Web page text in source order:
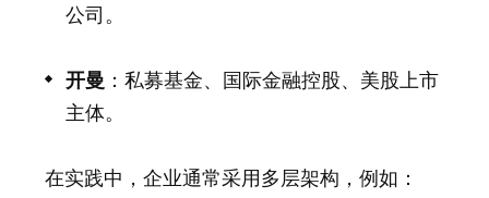
公司。
开曼 ：私募基金、国际金融控股、美股上市
主体。
在实践中，企业通常采用多层架构，例如：